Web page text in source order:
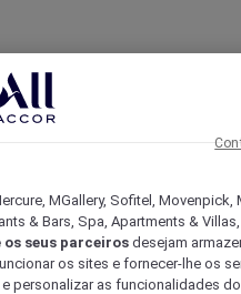
MGallery, Sofitel, Movenpick,
& Bars, Spa, Apartments &
os seus parceirosdesejam
os sites e fornecer-lhe os
personalizar as funcionalidades